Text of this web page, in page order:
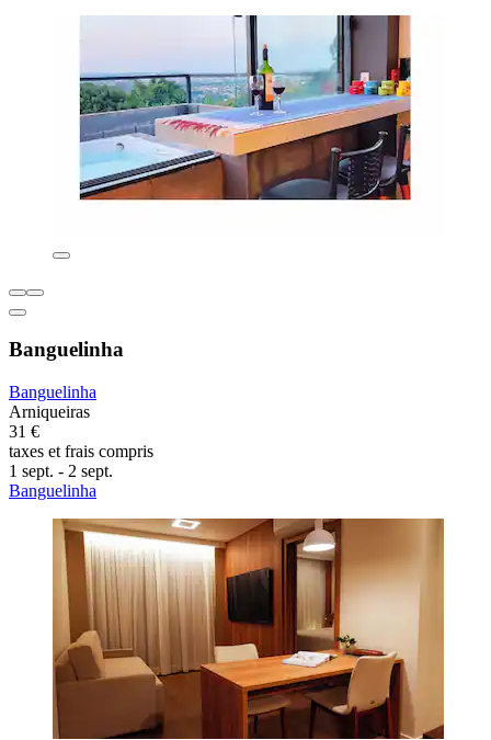
Banguelinha
Banguelinha
Arniqueiras
31 €
taxes et frais compris
1 sept. - 2 sept.
Banguelinha